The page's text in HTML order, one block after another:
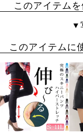
濃いブラウンの色も
みおん
51
30代
投稿日
2021/10/06
こういったシンプル
るので待ってました
このアイテム
▼
このアイテムに